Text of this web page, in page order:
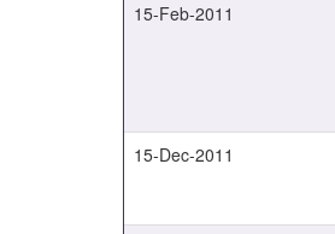
15-Feb-2011
15-Dec-2011